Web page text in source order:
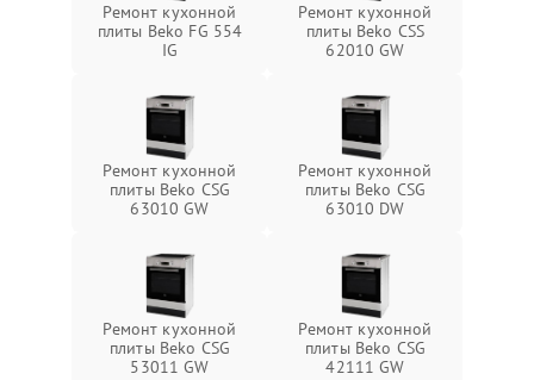
Ремонт кухонной
плиты Beko FG 554
IG
Ремонт кухонной
плиты Beko CSS
62010 GW
Ремонт кухонной
плиты Beko CSG
63010 GW
Ремонт кухонной
плиты Beko CSG
63010 DW
Ремонт кухонной
плиты Beko CSG
53011 GW
Ремонт кухонной
плиты Beko CSG
42111 GW